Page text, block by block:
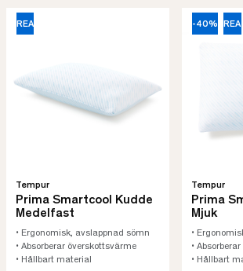
REA
Tempur
Prima Smartcool Kudde
Medelfast
• Ergonomisk, avslappnad sömn
• Absorberar överskottsvärme
• Hållbart material
-40% REA
Tempur
Prima
Mjuk
•
•
• Hållbart